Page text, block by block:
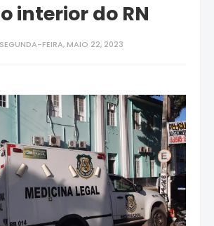
interior do RN
SEGUNDA-FEIRA, MAIO 22, 2023